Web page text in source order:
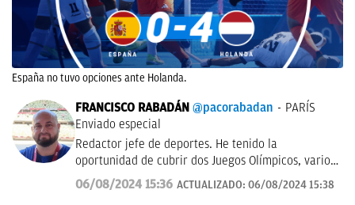
España no tuvo opciones ante Holanda.
FRANCISCO RABADÁN @pacorabadan
PARÍS
Enviado especial
Redactor jefe de deportes. He tenido la
oportunidad de cubrir dos Juegos Olímpicos, varios
Mundiales de distintas disciplinas y algún que otro
All-Star de la NBA con los Gasol. De Córdoba y sin
06/08/2024 15:36 ACTUALIZADO: 06/08/2024 15:38